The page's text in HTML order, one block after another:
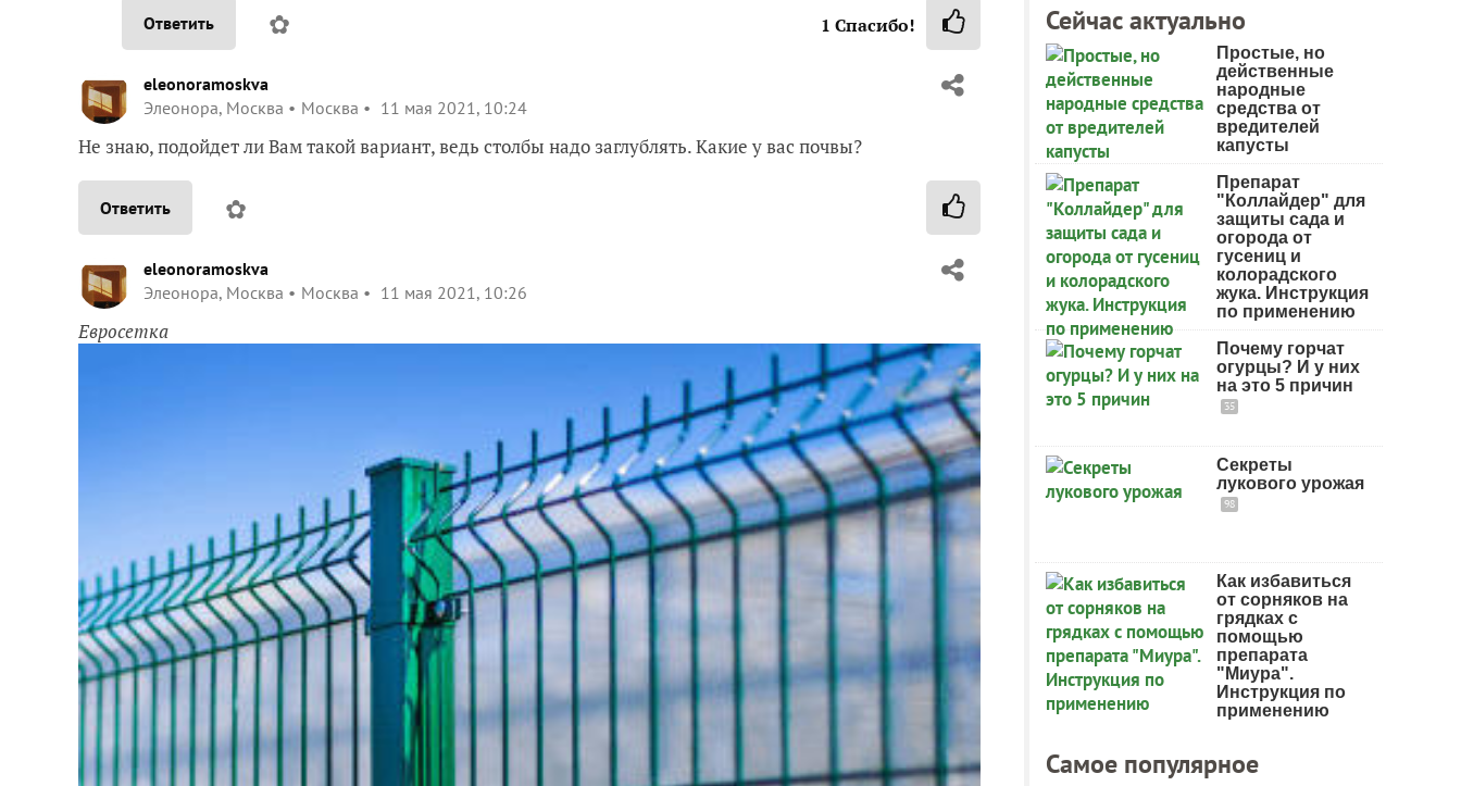
Ответить ✿ 1 Спасибо!
eleonoramoskva
Элеонора, Москва
Москва 11 мая 2021, 10:24
Не знаю, подойдет ли Вам такой вариант, ведь столбы надо заглублять. Какие у вас почвы?
Ответить ✿
eleonoramoskva
Элеонора, Москва
Москва 11 мая 2021, 10:26
Евросетка
Сейчас актуально
Простые, но
действенные
народные
средства от
вредителей
капусты
Препарат
"Коллайдер" для
защиты сада и
огорода от
гусениц и
колорадского
жука. Инструкция
по применению
Почему горчат
огурцы? И у них
на это 5 причин
35
Секреты
лукового урожая
98
Как избавиться
от сорняков на
грядках с
помощью
препарата
"Миура".
Инструкция по
применению
Самое популярное